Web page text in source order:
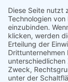
Kontakt
Impressum
EU-